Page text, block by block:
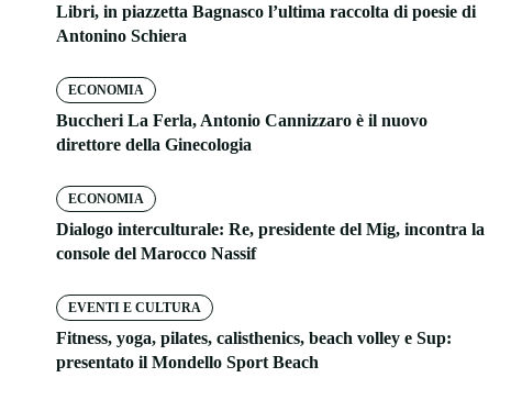
Libri, in piazzetta Bagnasco l’ultima raccolta di poesie di
Antonino Schiera
ECONOMIA
Buccheri La Ferla, Antonio Cannizzaro è il nuovo
direttore della Ginecologia
ECONOMIA
Dialogo interculturale: Re, presidente del Mig, incontra la
console del Marocco Nassif
EVENTI E CULTURA
Fitness, yoga, pilates, calisthenics, beach volley e Sup:
presentato il Mondello Sport Beach